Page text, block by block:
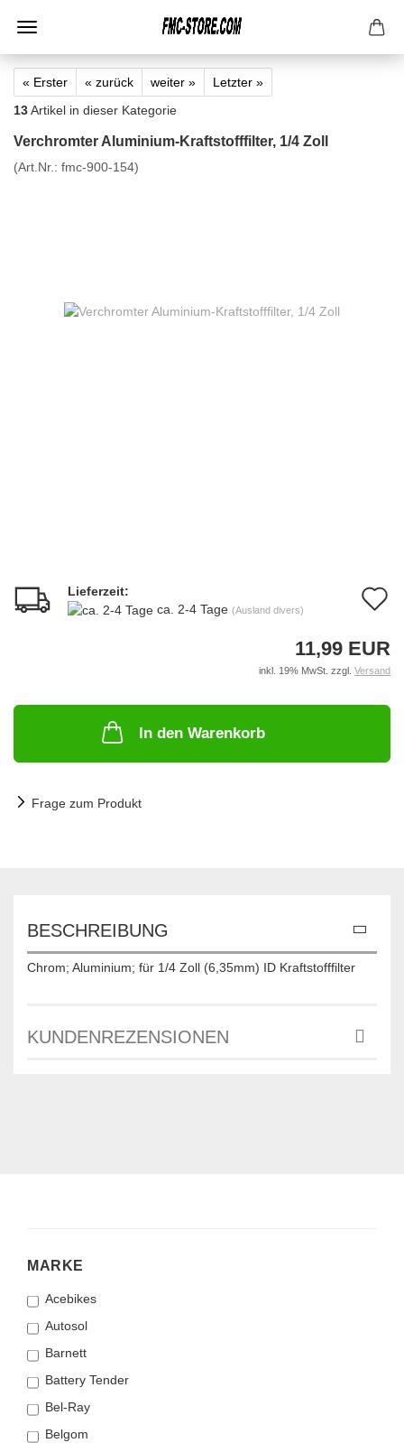
« Erster « zurück weiter »
Letzter »
13Artikel in dieser Kategorie
Verchromter Aluminium-Kraftstofffilter, 1/4 Zoll
(Art.Nr.: fmc-900-154)
Lieferzeit:
ca. 2-4 Tage (Ausland divers)
11,99 EUR
inkl. 19% MwSt. zzgl. Versand
In den Warenkorb
Frage zum Produkt
BESCHREIBUNG
Chrom; Aluminium; für 1/4 Zoll (6,35mm) ID Kraftstofffilter
KUNDENREZENSIONEN
MARKE
MARKE
Acebikes
Autosol
Barnett
Battery Tender
Bel-Ray
Belgom